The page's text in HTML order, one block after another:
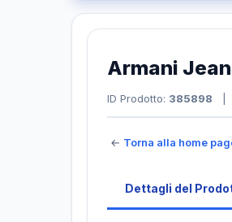
Armani
ID Prodotto: 385898
← Torna alla home
Dettagli del